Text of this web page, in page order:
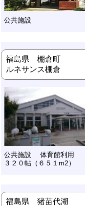
公共施設
福島県 棚倉町
ルネサンス棚倉
公共施設 体育館利用
３２０帖（６５１m2）
福島県 猪苗代湖